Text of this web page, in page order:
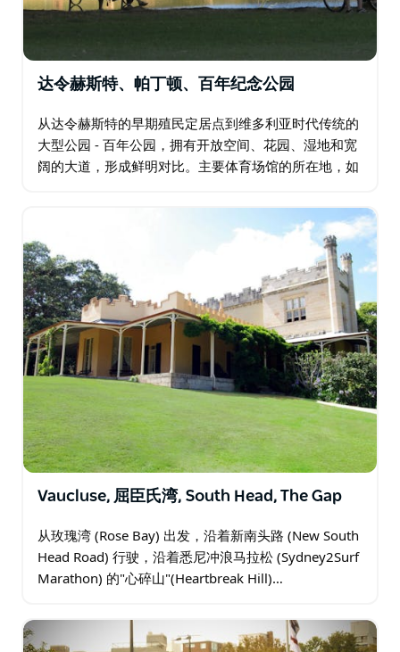
达令赫斯特、帕丁顿、百年纪念公园
从达令赫斯特的早期殖民定居点到维多利亚时代传统的
大型公园 - 百年公园，拥有开放空间、花园、湿地和宽
阔的大道，形成鲜明对比。主要体育场馆的所在地，如
场的足球场。隔壁是历史悠久的悉尼板球场 (SCG…
Vaucluse, 屈臣氏湾, South Head, The Gap
从玫瑰湾 (Rose Bay) 出发，沿着新南头路 (New South
Head Road) 行驶，沿着悉尼冲浪马拉松 (Sydney2Surf
Marathon) 的"心碎山"(Heartbreak Hill)…